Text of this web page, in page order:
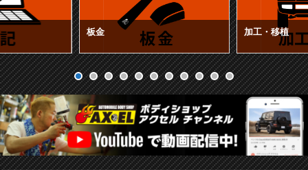
板金 加工・移植